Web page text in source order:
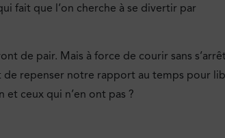
fait que l’on cherche à se divertir par
de pair. Mais à force de courir sans
de repenser notre rapport au temps pour
ceux qui n’en ont pas ?